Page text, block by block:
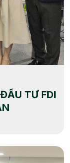
TƯ FDI